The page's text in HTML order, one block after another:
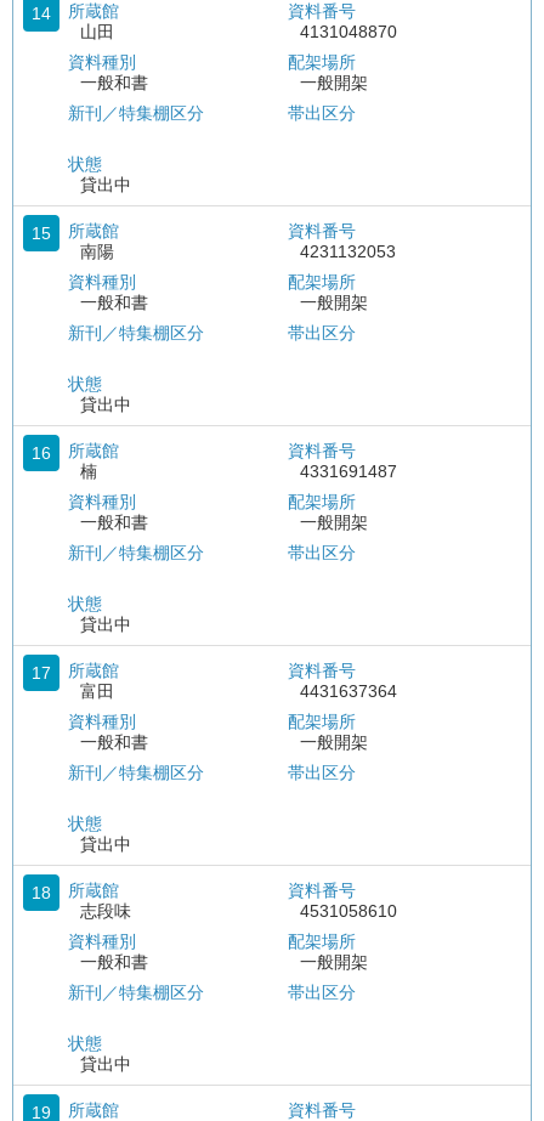
14
所蔵館
山田
資料種別
一般和書
新刊／特集棚区分
状態
貸出中
資料番号
4131048870
配架場所
一般開架
帯出区分
15
所蔵館
南陽
資料種別
一般和書
新刊／特集棚区分
状態
貸出中
資料番号
4231132053
配架場所
一般開架
帯出区分
16
所蔵館
楠
資料種別
一般和書
新刊／特集棚区分
状態
貸出中
資料番号
4331691487
配架場所
一般開架
帯出区分
17
所蔵館
富田
資料種別
一般和書
新刊／特集棚区分
状態
貸出中
資料番号
4431637364
配架場所
一般開架
帯出区分
18
所蔵館
志段味
資料種別
一般和書
新刊／特集棚区分
状態
貸出中
資料番号
4531058610
配架場所
一般開架
帯出区分
19 所蔵館 資料番号